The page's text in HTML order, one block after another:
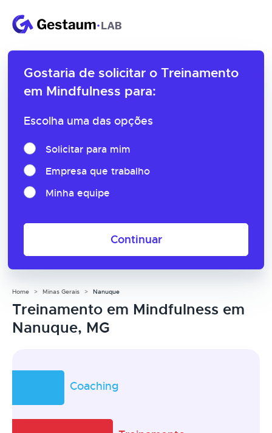
Gostaria de solicitar o Treinamento
em Mindfulness para:
Escolha uma das opções
Solicitar para mim
Empresa que trabalho
Minha equipe
Continuar
Home Minas Gerais Nanuque
Treinamento em Mindfulness em
Nanuque, MG